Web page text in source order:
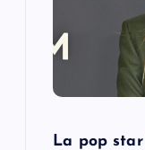
La pop